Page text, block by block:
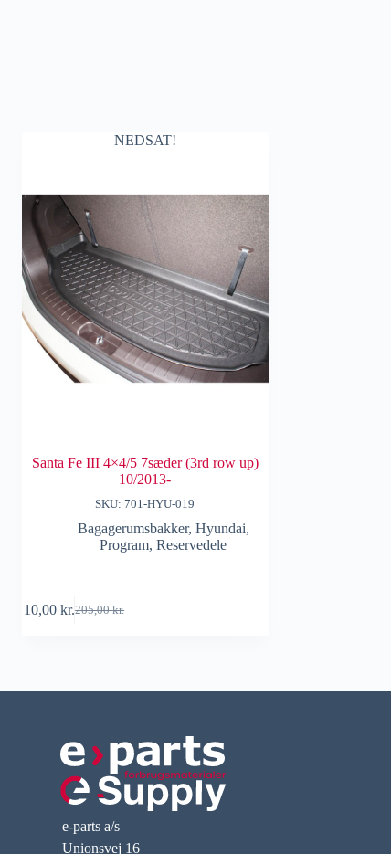
NEDSAT!
Santa Fe III 4×4/5 7sæder (3rd row up)
10/2013-
SKU: 701-HYU-019
Bagagerumsbakker, Hyundai,
Program,Reservedele
205,00kr.
10,00kr.
e-parts a/s
Unionsvej 16